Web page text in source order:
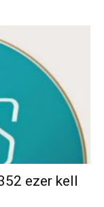
ezer kell